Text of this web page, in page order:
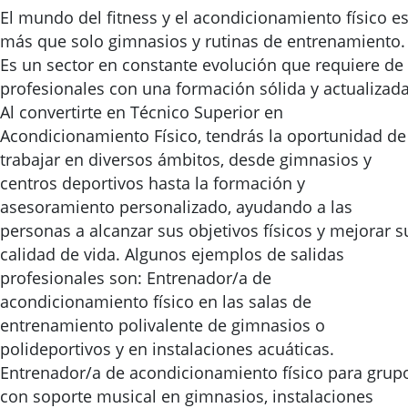
El mundo del fitness y el acondicionamiento físico es
más que solo gimnasios y rutinas de entrenamiento.
Es un sector en constante evolución que requiere de
profesionales con una formación sólida y
Al convertirte en Técnico Superior en
Acondicionamiento Físico, tendrás la oportunidad de
trabajar en diversos ámbitos, desde gimnasios y
centros deportivos hasta la formación y
asesoramiento personalizado, ayudando a las
personas a alcanzar sus objetivos físicos y mejorar
calidad de vida. Algunos ejemplos de salidas
profesionales son: Entrenador/a de
acondicionamiento físico en las salas de
entrenamiento polivalente de gimnasios o
polideportivos y en instalaciones acuáticas.
Entrenador/a de acondicionamiento físico para
con soporte musical en gimnasios, instalaciones